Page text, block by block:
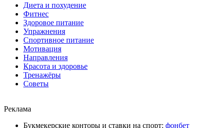
Диета и похудение
Фитнес
Здоровое питание
Упражнения
Спортивное питание
Мотивация
Направления
Красота и здоровье
Тренажёры
Советы
Реклама
Букмекерские конторы и ставки на спорт: фонбет